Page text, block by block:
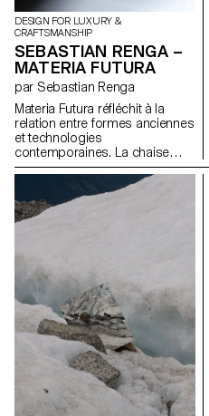
contemporain.
DESIGN FOR LUXURY &
CRAFTSMANSHIP
SEBASTIAN RENGA –
MATERIA FUTURA
par Sebastian Renga
Materia Futura réfléchit à la
relation entre formes anciennes
et technologies
contemporaines. La chaise
s’inspire de structures
primitives, modelées par le
temps, le besoin et la clarté. Ce
projet a été élaboré avec
l’Econit, un composite
décors de théâtre pour sa
légèreté, sa solidité et sa
texture. Ce matériau a permis
de réinterpréter une forme
archaïque à l’aide d’outils
numériques et de gestes
manuels. La géométrie semble
instinctive mais est maîtrisée.
Le projet explore la manière
dont les formes anciennes
peuvent renaître à travers les